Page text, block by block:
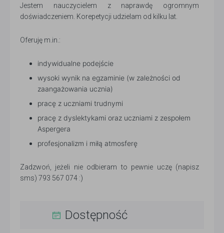
Jestem nauczycielem z naprawdę ogromnym
doświadczeniem. Korepetycji udzielam od kilku lat.
Oferuję m.in.:
indywidualne podejście
wysoki wynik na egzaminie (w zależności od
zaangażowania ucznia)
pracę z uczniami trudnymi
pracę z dyslektykami oraz uczniami z zespołem
Aspergera
profesjonalizm i miłą atmosferę
Zadzwoń, jeżeli nie odbieram to pewnie uczę (napisz
sms) 793 567 074 :)
Dostępność